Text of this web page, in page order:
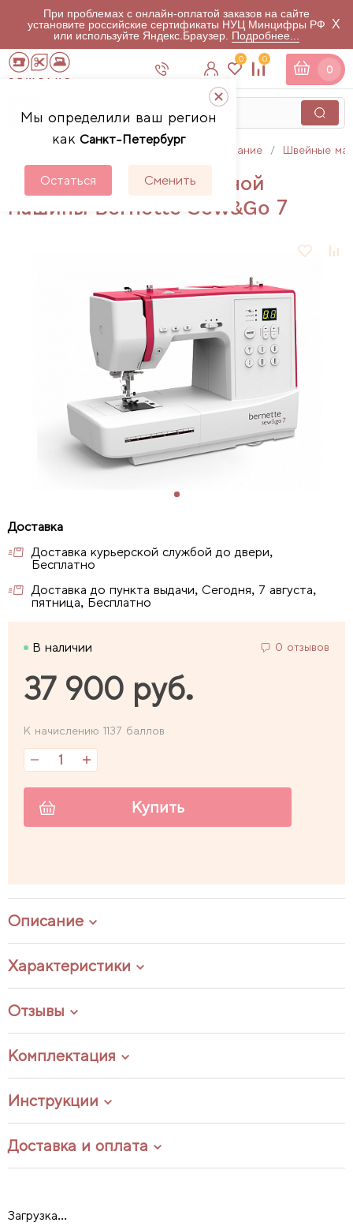
При проблемах с онлайн-оплатой заказов на сайте
установите российские сертификаты НУЦ Минцифры РФ
или используйте Яндекс.Браузер. Подробнее...
X
Мы определили ваш регион
как Санкт-Петербург
Остаться Сменить
0 0
0
Швейное оборудование Швейные
Инструкции для швейной
машины Bernette Sew&Go 7
Доставка курьерской службой до двери,
Бесплатно
Доставка до пункта выдачи, Сегодня, 7 августа,
пятница, Бесплатно
В наличии 0 отзывов
37 900 руб.
К начислению 1137 баллов
Купить
Описание
Характеристики
Отзывы
Комплектация
Инструкции
Доставка и оплата
Загрузка...